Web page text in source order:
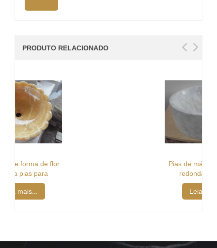
PRODUTO RELACIONADO